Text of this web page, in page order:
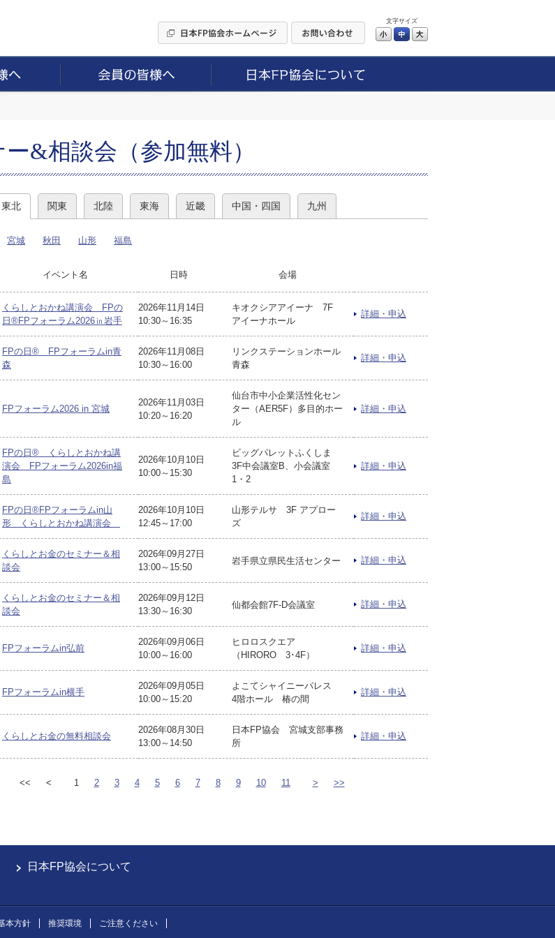
文字サイズ
小 中
&相談会（参加無料）
東北 関東 北陸 東海 近畿 中国・四国 九州
宮城 秋田 山形 福島
イベント名 日時 会場
くらしとおかね講演会 FPの
日®FPフォーラム2026㏌岩手
2026年11月14日
10:30～16:35
キオクシアアイーナ 7F
アイーナホール
詳細・申込
FPの日® FPフォーラムin青
森
2026年11月08日
10:30～16:00
リンクステーションホール
青森
詳細・申込
FPフォーラム2026 in 宮城
2026年11月03日
10:20～16:20
仙台市中小企業活性化セン
ター（AER5F）多目的ホー
ル
詳細・申込
FPの日® くらしとおかね講
演会 FPフォーラム2026in福
島
2026年10月10日
10:00～15:30
ビッグパレットふくしま
3F中会議室B、小会議室
1・2
詳細・申込
FPの日®FPフォーラムin山
形 くらしとおかね講演会
2026年10月10日
12:45～17:00
山形テルサ 3F アプロー
ズ
詳細・申込
くらしとお金のセミナー＆相
談会
2026年09月27日
13:00～15:50
岩手県立県民生活センター 詳細・申込
くらしとお金のセミナー＆相
談会
2026年09月12日
13:30～16:30
仙都会館7F-D会議室 詳細・申込
FPフォーラムin弘前
2026年09月06日
10:00～16:00
ヒロロスクエア
（HIRORO 3･4F）
詳細・申込
FPフォーラムin横手
2026年09月05日
10:00～15:20
よこてシャイニーパレス
4階ホール 椿の間
詳細・申込
くらしとお金の無料相談会
2026年08月30日
13:00～14:50
日本FP協会 宮城支部事務
所
詳細・申込
<< < 1 2 3 4 5 6 7 8 9 10 11 > >>
日本FP協会について
本方針 推奨環境 ご注意ください